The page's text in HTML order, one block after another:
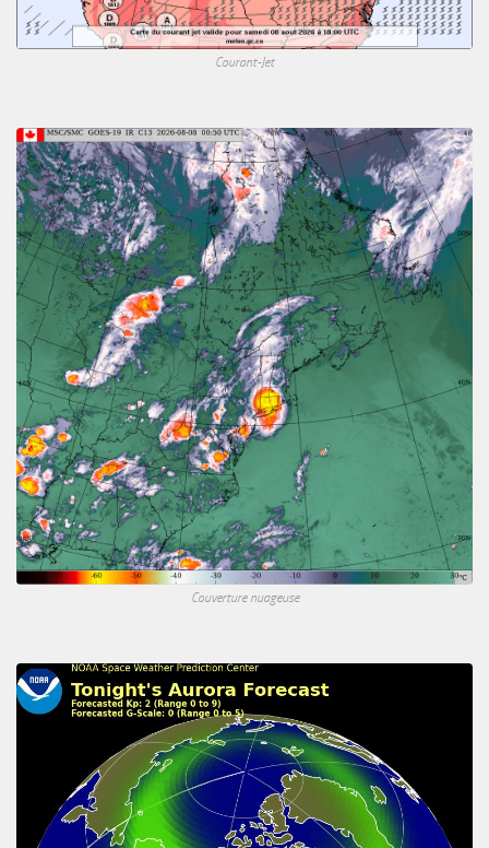
Courant-Jet
Couverture nuageuse